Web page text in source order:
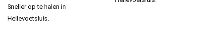
Sneller op te halen in
Hellevoetsluis.